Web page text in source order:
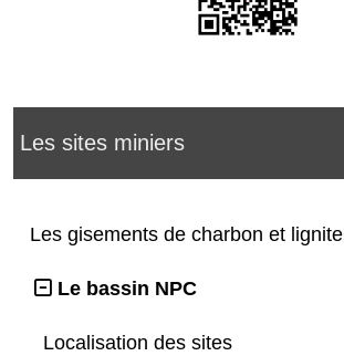
Les sites miniers
Les gisements de charbon et lignite
Le bassin NPC
Localisation des sites